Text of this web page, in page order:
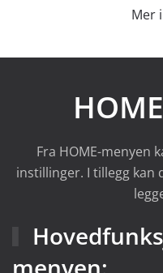
Mer
Fra HOME-menyen
instillinger. I tillegg